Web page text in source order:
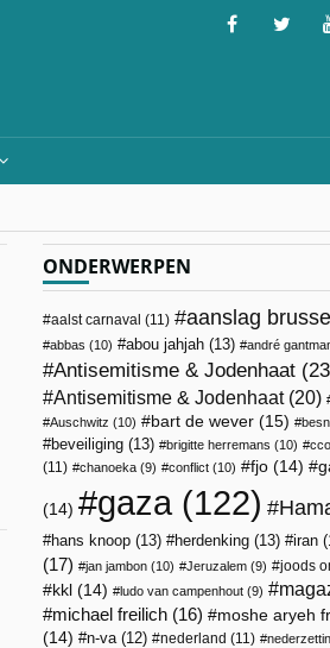
ONDERWERPEN
aalst carnaval (11) aanslag brussel
abbas (10) abou jahjah (13) andré
Antisemitisme & Jodenhaat
Antisemitisme & Jodenhaat(20)
Auschwitz (10) bart de wever (15)
beveiliging (13) brigitte herremans (10)
(11)
chanoeka (9) conflict (10) fjo (14)
(14) gaza(122)
hans knoop (13) herdenking (13) iran
(17)
jan jambon (10) Jeruzalem (9) joods
kkl (14) ludo van campenhout (9)
michael freilich (16)
moshe aryeh
(14)
n-va(12) nederland (11)